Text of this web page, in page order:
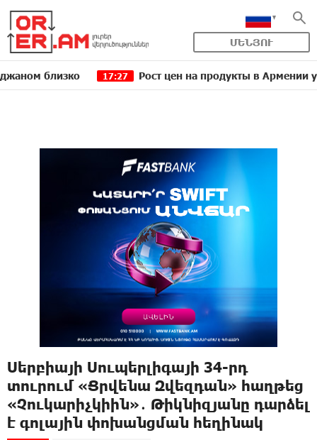
ՄԵՆՅՈՒ
17:27 Рост цен на продукты в Армении
Սերբիայի Սուպերլիգայի 34-րդ
տուրում «Ցրվենա Զվեզդան» հաղթեց
«Չուկարիչկիին»․ Թիկնիզյանը դարձել
է գոլային փոխանցման հեղինակ